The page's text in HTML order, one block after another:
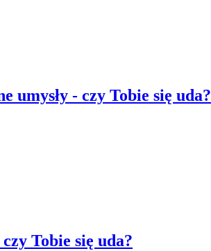
umysły - czy Tobie się uda?
Tobie się uda?